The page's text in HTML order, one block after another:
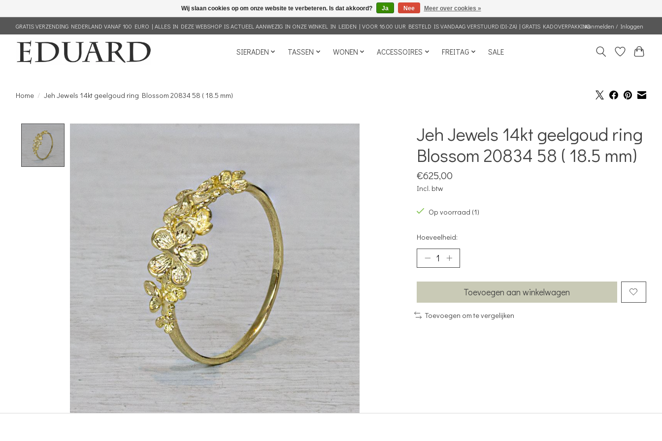
GRATIS VERZENDING NEDERLAND VANAF 100 EURO | ALLES IN DEZE WEBSHOP IS ACTUEEL AANWEZIG IN ONZE WINKEL IN LEIDEN | VOOR 16.00 UUR BESTELD IS VANDAAG VERSTUURD (DI-ZA) | GRATIS KADOVERPAKKINGAanmelden / Inloggen
SIERADEN TASSEN WONEN ACCESSOIRES FREITAG SALE
Home / Jeh Jewels 14kt geelgoud ring Blossom 20834 58 ( 18.5 mm)
Jeh Jewels 14kt geelgoud ring
Blossom 20834 58 ( 18.5 mm)
€625,00
Incl. btw
Op voorraad (1)
Hoeveelheid:
Toevoegen aan winkelwagen
Toevoegen om te vergelijken
Wij slaan cookies op om onze website te verbeteren. Is dat akkoord? Ja Nee Meer over cookies »